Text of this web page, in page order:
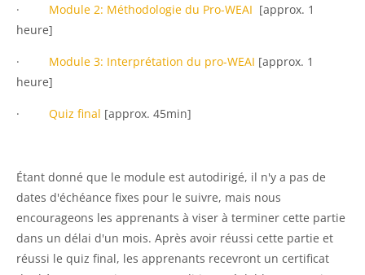
· Module 2: Méthodologie du Pro-WEAI [approx. 1
heure]
· Module 3: Interprétation du pro-WEAI [approx. 1
heure]
· Quiz final [approx. 45min]
Étant donné que le module est autodirigé, il n'y a pas de
dates d'échéance fixes pour le suivre, mais nous
encourageons les apprenants à viser à terminer cette partie
dans un délai d'un mois. Après avoir réussi cette partie et
réussi le quiz final, les apprenants recevront un certificat